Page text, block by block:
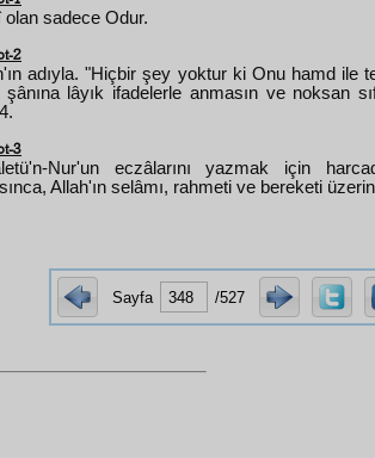
olan sadece Odur.
2
adıyla. "Hiçbir şey yoktur ki Onu hamd ile
şânına lâyık ifadelerle anmasın ve noksan
3
Nur'un eczâlarını yazmak için
Allah'ın selâmı, rahmeti ve bereketi
Sayfa /527